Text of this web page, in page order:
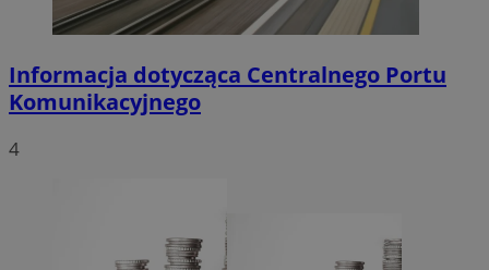
Informacja dotycząca Centralnego Portu
Komunikacyjnego
4